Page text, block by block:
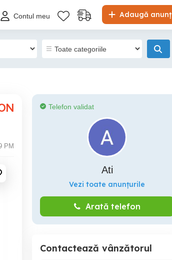
Adaugă anunț
Contul meu
PM
Telefon validat
Ati
Vezi toate anunțurile
Arată telefon
Contactează vânzătorul